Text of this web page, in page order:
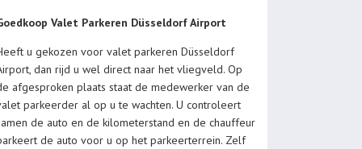
Valet Parkeren Düsseldorf Airport
u gekozen voor valet parkeren Düsseldorf
dan rijd u wel direct naar het vliegveld. Op
afgesproken plaats staat de medewerker van de
parkeerder al op u te wachten. U controleert
de auto en de kilometerstand en de chauffeur
de auto voor u op het parkeerterrein. Zelf